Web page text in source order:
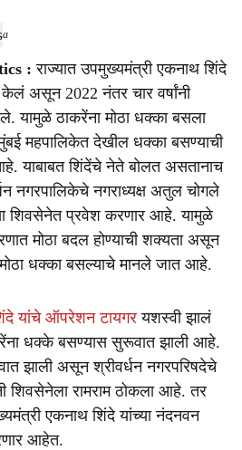
: राज्यात उपमुख्यमंत्री एकनाथ शिंदे
असून 2022 नंतर चार वर्षांनी
यामुळे ठाकरेंना मोठा धक्का बसला
महपालिकेत देखील धक्का बसण्याची
याबाबत शिंदेंचे नेते बोलत असतानाच
नगरपालिकेचे नगराध्यक्ष अतुल चोगले
शिवसेनेत प्रवेश करणार आहे. यामुळे
मोठा बदल होण्याची शक्यता असून
धक्का बसल्याचे मानले जात आहे.
यांचे ऑपरेशन टायगरयशस्वी झालं
धक्के बसण्यास सुरूवात झाली आहे.
झाली असून श्रीवर्धन नगरपरिषदेचे
शिवसेनेला रामराम ठोकला आहे. तर
एकनाथ शिंदे यांच्या नंदनवन
आहेत.